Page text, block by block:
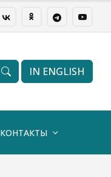
IN ENGLISH
КОНТАКТЫ